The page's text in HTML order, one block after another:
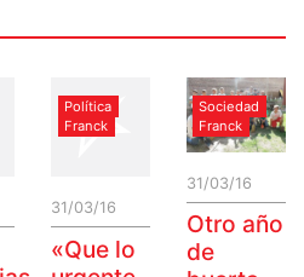
Política
Franck
31/03/16
«Que lo
Sociedad
Franck
31/03/16
Otro año
de